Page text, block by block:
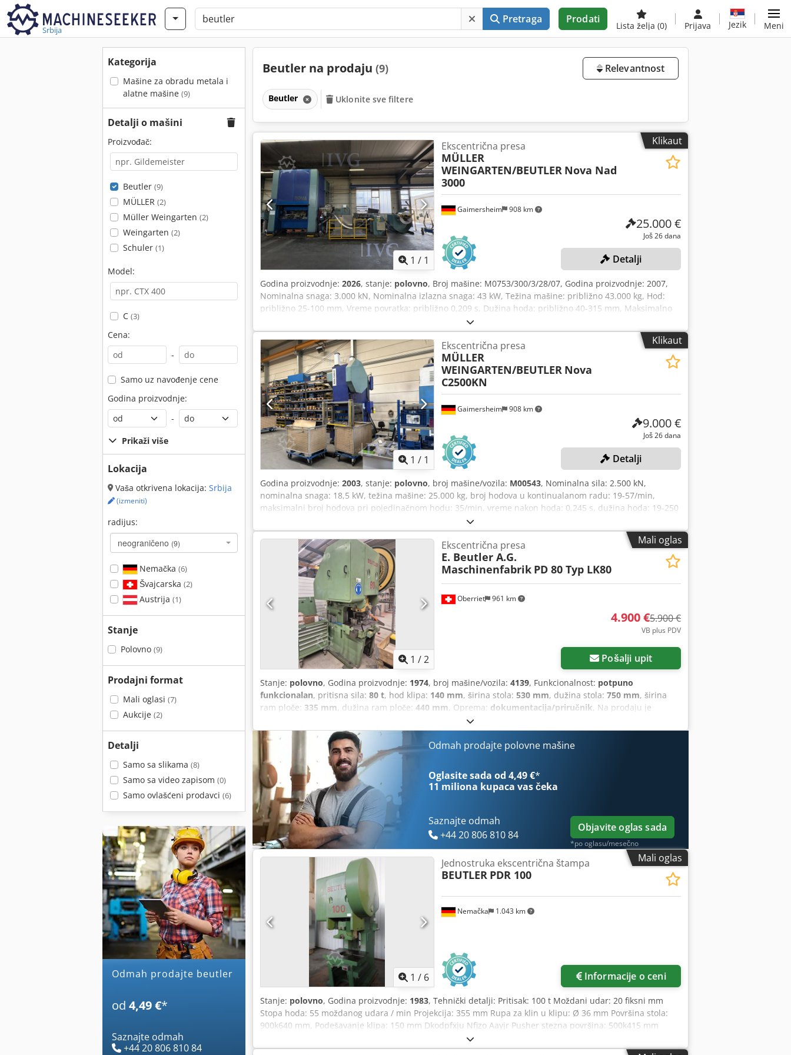
Srbija
Pretraga Prodati
Lista želja (0) Prijava Jezik Meni
Kategorija
Mašine za obradu metala i
alatne mašine (9)
Detalji o mašini
Proizvođač:
Beutler (9)
MÜLLER (2)
Müller Weingarten (2)
Weingarten (2)
Schuler (1)
Model:
C (3)
Cena:
-
Samo uz navođenje cene
Godina proizvodnje:
-
Prikaži više
Lokacija
Vaša otkrivena lokacija: Srbija
(izmeniti)
radijus:
neograničeno (9)
Nemačka (6)
Švajcarska (2)
Austrija (1)
Stanje
Polovno (9)
Prodajni format
Mali oglasi (7)
Aukcije (2)
Detalji
Samo sa slikama (8)
Samo sa video zapisom (0)
Samo ovlašćeni prodavci (6)
Odmah prodajte beutler
od 4,49 €*
Saznajte odmah
+44 20 806 810 84
Beutler na prodaju (9) Relevantnost
Beutler Uklonite sve filtere
Klikaut
1 / 1
Gaimersheim 908 km
Ekscentrična presa
MÜLLER
WEINGARTEN/BEUTLER Nova Nad
3000
25.000 €
Još 26 dana
Detalji
Godina proizvodnje: 2026, stanje: polovno, Broj mašine: M0753/300/3/28/07, Godina proizvodnje: 2007,
Nominalna snaga: 3.000 kN, Nominalna izlazna snaga: 43 kW, Težina mašine: približno 43.000 kg, Hod:
približno 25-100 mm, Vreme povratka: približno 0,209 s, Dužina hoda: približno 40-315 mm, Maksimalno
podešavanje klipa: 150 mm, Maksimalni ugradbeni prostor: 650 mm, dodatni moduli: Kolut za namotaj
žice SOPREM S2371-EM-91-BP55, serijski broj: 221003, godina proizvodnje: 2003, težina: 3.000 kg, SOPREM
1676-E-VV, godina proizvodnje: 2003, jednostrani uređaj za poravnanje, serijski broj: 231003, snaga: 5,5
kW, pogonska jedinica RAZIOL EBAD 4000KL, jedinica za ulje, serijski broj: 029, godina proizvodnje: 2017,
upravljački sistem BECKHOFF, montirano na šasiju, očitano stanje radnih sati spojnice (novembar 2025)
34.303h, ukupni broj delova 41.131.300. Djdpfx Ajzqzd Njayskr
Klikaut
1 / 1
Gaimersheim 908 km
Ekscentrična presa
MÜLLER
WEINGARTEN/BEUTLER Nova
C2500KN
9.000 €
Još 26 dana
Detalji
Godina proizvodnje: 2003, stanje: polovno, broj mašine/vozila: M00543, Nominalna sila: 2.500 kN,
nominalna snaga: 18,5 kW, težina mašine: 25.000 kg, broj hodova u kontinualanom radu: 19-57/min,
maksimalni broj hodova pri pojedinačnom hodu: 35/min, vreme nakon hoda: 0,245 s, dužina hoda: 19-250
mm, maksimalni prostor za ugradnju: oko 480 mm, veličina stola: oko 900x1.200 mm, prednji svetlosni
senzor, dvostruka kontrola, odvojena kontrolna tabla, kontrolna jedinica BEUTLER DATAPLUS 200. Djdpfx
Aozqzc Ssayjkr
Mali oglas
Zatražite više slika
1 /2
Oberriet 961 km
Ekscentrična presa
E. Beutler A.G.
Maschinenfabrik PD 80 Typ LK80
4.900 €5.900 €
VB plus PDV
Pošalji upit
Stanje: polovno, Godina proizvodnje: 1974, broj mašine/vozila: 4139, Funkcionalnost: potpuno
funkcionalan, pritisna sila: 80 t, hod klipa: 140 mm, širina stola: 530 mm, dužina stola: 750 mm, širina
ram ploče: 335 mm, dužina ram ploče: 440 mm, Oprema: dokumentacija/priručnik, Na prodaju je
robustna ekscentrična presa Beutler Maschinenbau sa pritisnom snagom od oko 80 tona. Mašina je
idealna za operacije štancovanja i oblikovanja. Podaci: • Površina stola: cca 750 x 530 mm • Površina
klizača: cca 440 x 335 mm • Podešavanje klizača: cca 150 mm • Hod: podešavajući od 20 do 140 mm
Djdpfezb Eaqsx Aayjkr • Maksimalna ugradna visina: cca 320 mm • Prolaz kroz sto: Ø cca 230 mm Prodaja
bez garancije, preuzimanje na licu mesta. Mašina se predaje bez priključka na struju i komprimovani
vazduh. Plaćanje pre preuzimanja.
Odmah prodajte polovne mašine
Oglasite sada od 4,49 €*
11 miliona kupaca vas čeka
Saznajte odmah
+44 20 806 810 84
Objavite oglas sada
*po oglasu/mesečno
Mali oglas
1 / 6
Nemačka 1.043 km
Jednostruka ekscentrična štampa
BEUTLER PDR 100
Informacije o ceni
Stanje: polovno, Godina proizvodnje: 1983, Tehnički detalji: Pritisak: 100 t Moždani udar: 20 fiksni mm
Stopa hoda: 55 moždanog udara / min Projekcija: 355 mm Rupa za klin u klipu: Ø 36 mm Površina stola:
900k640 mm, Podešavanje klipa: 150 mm Dkodpfxju Nfizo Aayjr Pusher stezna površina: 500k415 mm
Visina iznad poda: 800 mm Najveća udaljenost između stola i ovna: 390 mm Otvor dijareje u tabeli: Ø 330
mm Ukupna potrebna snaga: 11 kV Težina mašine cca.: 7,5 t Dimenzije mašine cca. DkŠkV: 1.46x1.58x2.57